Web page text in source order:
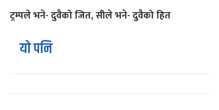
ट्रम्पले भने- दुवैको जित, सीले भने- दुवैको हित
यो पनि